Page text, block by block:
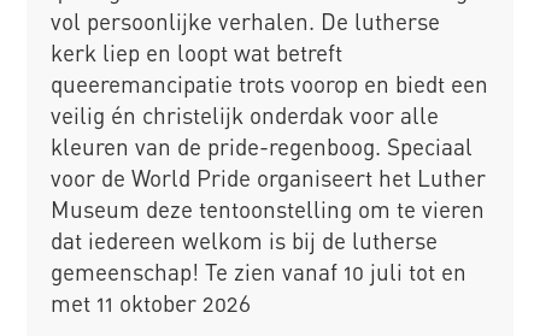
vol persoonlijke verhalen. De lutherse
kerk liep en loopt wat betreft
queeremancipatie trots voorop en biedt een
veilig én christelijk onderdak voor alle
kleuren van de pride-regenboog. Speciaal
voor de World Pride organiseert het Luther
Museum deze tentoonstelling om te vieren
dat iedereen welkom is bij de lutherse
gemeenschap! Te zien vanaf 10 juli tot en
met 11 oktober 2026